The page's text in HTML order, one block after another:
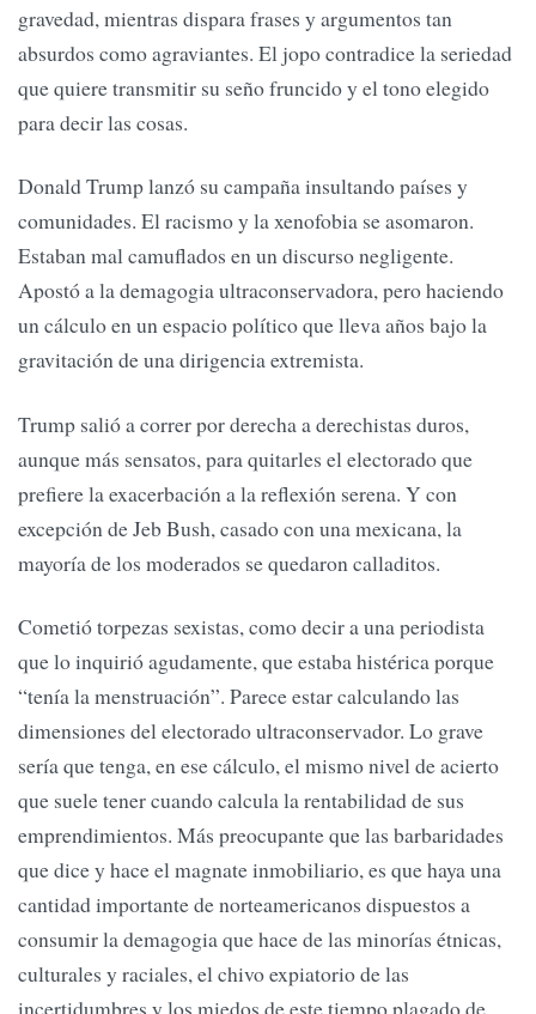
gravedad, mientras dispara frases y argumentos tan
absurdos como agraviantes. El jopo contradice la seriedad
que quiere transmitir su seño fruncido y el tono elegido
para decir las cosas.
Donald Trump lanzó su campaña insultando países y
comunidades. El racismo y la xenofobia se asomaron.
Estaban mal camuflados en un discurso negligente.
Apostó a la demagogia ultraconservadora, pero haciendo
un cálculo en un espacio político que lleva años bajo la
gravitación de una dirigencia extremista.
Trump salió a correr por derecha a derechistas duros,
aunque más sensatos, para quitarles el electorado que
prefiere la exacerbación a la reflexión serena. Y con
excepción de Jeb Bush, casado con una mexicana, la
mayoría de los moderados se quedaron calladitos.
Cometió torpezas sexistas, como decir a una periodista
que lo inquirió agudamente, que estaba histérica porque
“tenía la menstruación”. Parece estar calculando las
dimensiones del electorado ultraconservador. Lo grave
sería que tenga, en ese cálculo, el mismo nivel de acierto
que suele tener cuando calcula la rentabilidad de sus
emprendimientos. Más preocupante que las barbaridades
que dice y hace el magnate inmobiliario, es que haya una
cantidad importante de norteamericanos dispuestos a
consumir la demagogia que hace de las minorías étnicas,
culturales y raciales, el chivo expiatorio de las